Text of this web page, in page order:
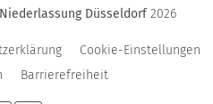
Düsseldorf 2026
Cookie-Einstellungen
Barrierefreiheit